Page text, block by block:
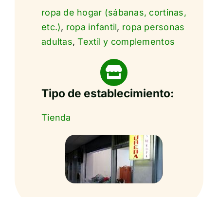
ropa de hogar (sábanas, cortinas,
etc.), ropa infantil, ropa personas
adultas,Textil y complementos
Tipo de establecimiento:
Tienda